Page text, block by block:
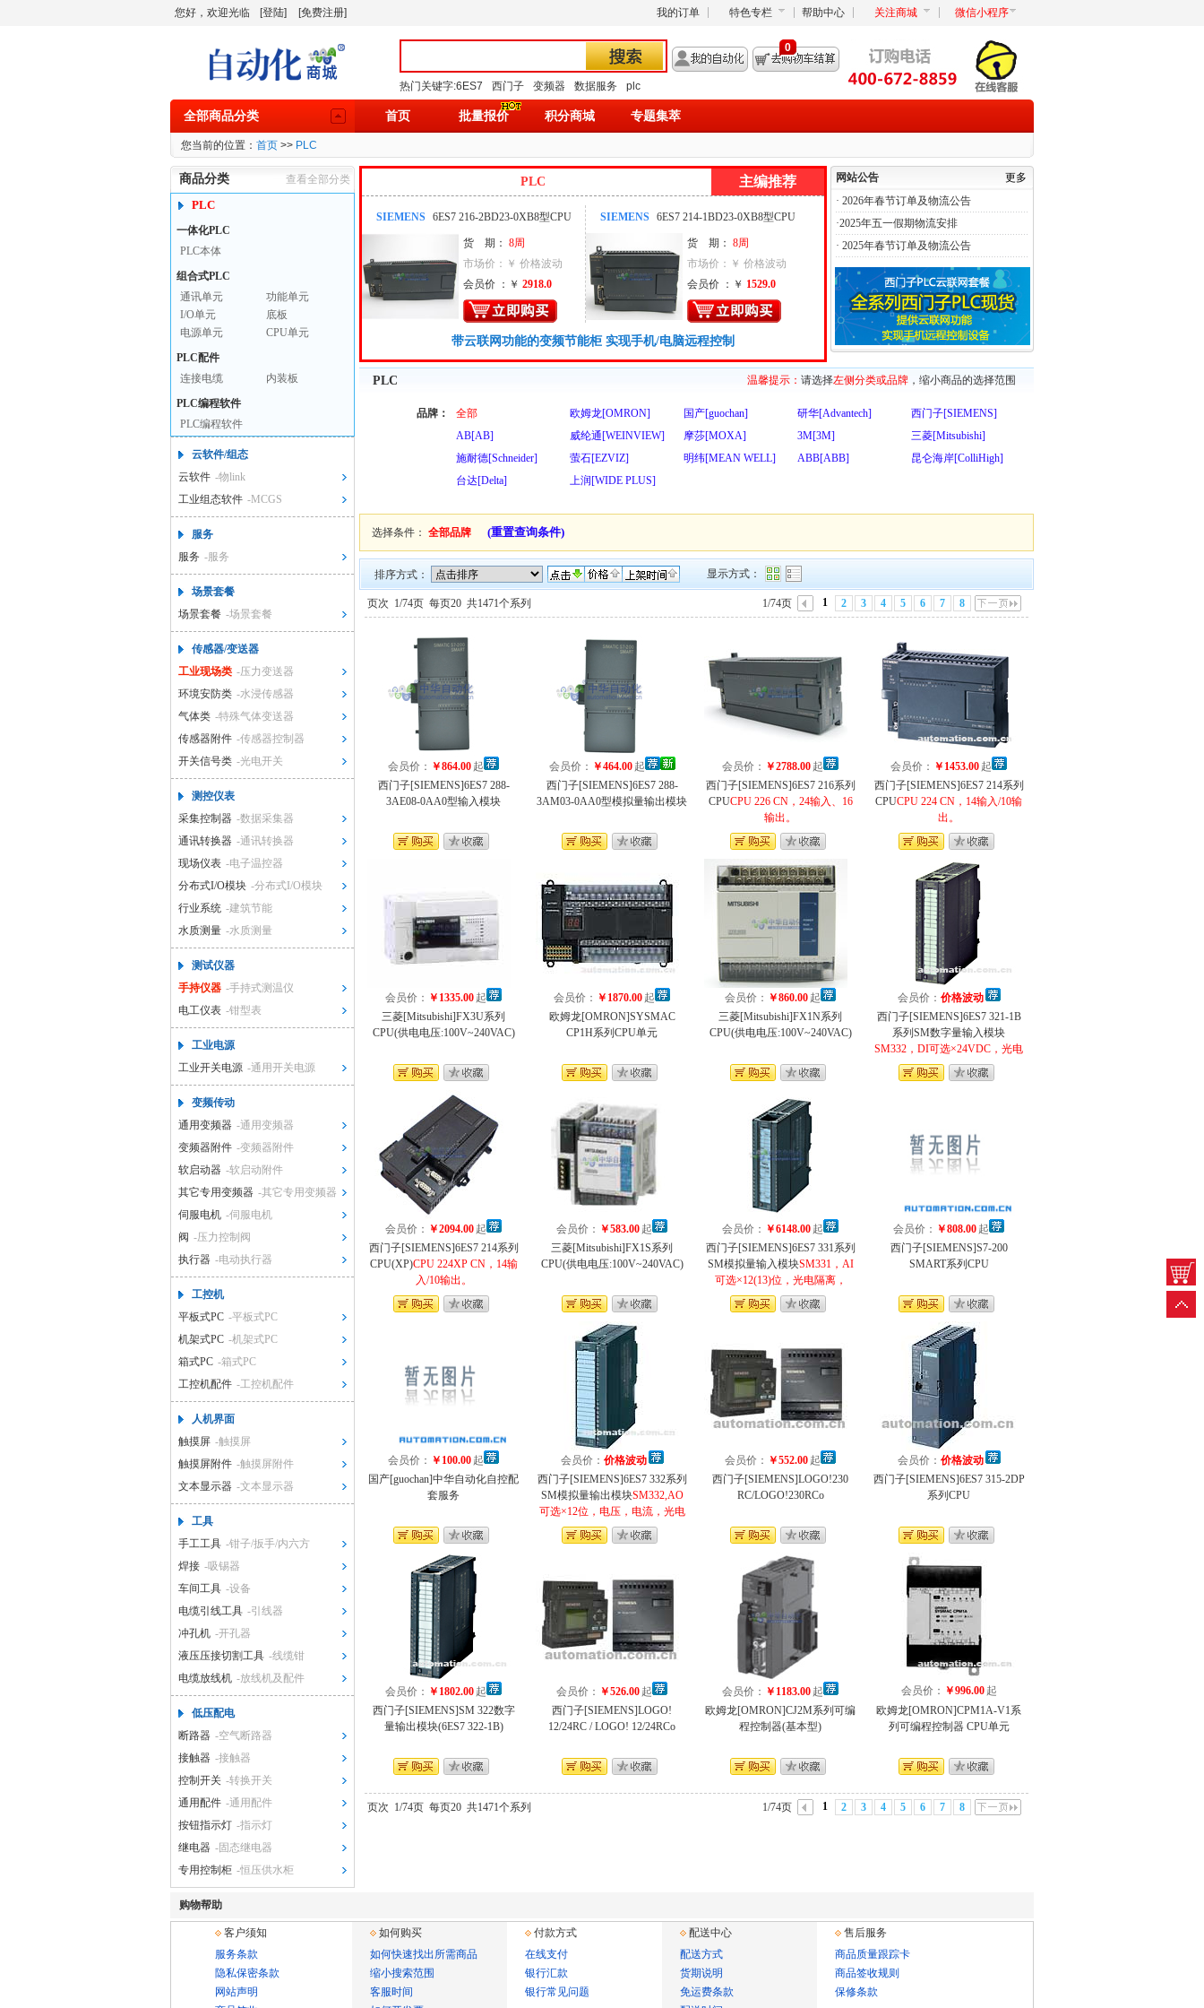
您好，欢迎光临 [登陆] [免费注册] 我的订单 特色专栏 帮助中心 关注商城 微信小程序
热门关键字:6ES7 西门子 变频器 数据服务 plc
0
全部商品分类 首页 批量报价 积分商城 专题集萃
您当前的位置： 首页 >> PLC
PLC 主编推荐
SIEMENS 6ES7 216-2BD23-0XB8型CPU
货 期： 8周
市场价：￥ 价格波动
会员价 ：￥ 2918.0
SIEMENS 6ES7 214-1BD23-0XB8型CPU
货 期： 8周
市场价：￥ 价格波动
会员价 ：￥ 1529.0
带云联网功能的变频节能柜 实现手机/电脑远程控制
更多
网站公告
· 2026年春节订单及物流公告
·2025年五一假期物流安排
· 2025年春节订单及物流公告
温馨提示： 请选择左侧分类或品牌 ，缩小商品的选择范围
PLC
品牌： 全部 欧姆龙[OMRON] 国产[guochan] 研华[Advantech]
西门子[SIEMENS]
AB[AB]
威纶通[WEINVIEW] 摩莎[MOXA] 3M[3M]
三菱[Mitsubishi]
施耐德[Schneider]
萤石[EZVIZ] 明纬[MEAN WELL] ABB[ABB]
昆仑海岸[ColliHigh]
台达[Delta]
上润[WIDE PLUS]
选择条件： 全部品牌 (重置查询条件)
排序方式： 显示方式：
1/74页 1 2 3 4 5 6 7 8
页次 1/74页 每页20 共1471个系列
会员价： ￥864.00 起
西门子[SIEMENS]6ES7 288-
3AE08-0AA0型输入模块
会员价： ￥464.00 起
西门子[SIEMENS]6ES7 288-
3AM03-0AA0型模拟量输出模块
会员价： ￥2788.00 起
西门子[SIEMENS]6ES7 216系列
CPUCPU 226 CN，24输入、16
输出。
会员价： ￥1453.00 起
西门子[SIEMENS]6ES7 214系列
CPUCPU 224 CN，14输入/10输
出。
会员价： ￥1335.00 起
三菱[Mitsubishi]FX3U系列
CPU(供电电压:100V~240VAC)
会员价： ￥1870.00 起
欧姆龙[OMRON]SYSMAC
CP1H系列CPU单元
会员价： ￥860.00 起
三菱[Mitsubishi]FX1N系列
CPU(供电电压:100V~240VAC)
会员价： 价格波动
西门子[SIEMENS]6ES7 321-1B
系列SM数字量输入模块
SM332，DI可选×24VDC，光电
隔离。
会员价： ￥2094.00 起
西门子[SIEMENS]6ES7 214系列
CPU(XP)CPU 224XP CN，14输
入/10输出。
会员价： ￥583.00 起
三菱[Mitsubishi]FX1S系列
CPU(供电电压:100V~240VAC)
会员价： ￥6148.00 起
西门子[SIEMENS]6ES7 331系列
SM模拟量输入模块SM331，AI
可选×12(13)位，光电隔离，
PT100，带诊断。
会员价： ￥808.00 起
西门子[SIEMENS]S7-200
SMART系列CPU
会员价： ￥100.00 起
国产[guochan]中华自动化自控配
套服务
会员价： 价格波动
西门子[SIEMENS]6ES7 332系列
SM模拟量输出模块SM332,AO
可选×12位，电压，电流，光电
隔离。
会员价： ￥552.00 起
西门子[SIEMENS]LOGO!230
RC/LOGO!230RCo
会员价： 价格波动
西门子[SIEMENS]6ES7 315-2DP
系列CPU
会员价： ￥1802.00 起
西门子[SIEMENS]SM 322数字
量输出模块(6ES7 322-1B)
会员价： ￥526.00 起
西门子[SIEMENS]LOGO!
12/24RC / LOGO! 12/24RCo
会员价： ￥1183.00 起
欧姆龙[OMRON]CJ2M系列可编
程控制器(基本型)
会员价： ￥996.00 起
欧姆龙[OMRON]CPM1A-V1系
列可编程控制器 CPU单元
1/74页 1 2 3 4 5 6 7 8
页次 1/74页 每页20 共1471个系列
查看全部分类
商品分类
PLC
一体化PLC
PLC本体
组合式PLC
通讯单元
功能单元
I/O单元
底板
电源单元
CPU单元
PLC配件
连接电缆
内装板
PLC编程软件
PLC编程软件
云软件/组态
云软件 -物link
工业组态软件 -MCGS
服务
服务 -服务
场景套餐
场景套餐 -场景套餐
传感器/变送器
工业现场类 -压力变送器
环境安防类 -水浸传感器
气体类 -特殊气体变送器
传感器附件 -传感器控制器
开关信号类 -光电开关
测控仪表
采集控制器 -数据采集器
通讯转换器 -通讯转换器
现场仪表 -电子温控器
分布式I/O模块 -分布式I/O模块
行业系统 -建筑节能
水质测量 -水质测量
测试仪器
手持仪器 -手持式测温仪
电工仪表 -钳型表
工业电源
工业开关电源 -通用开关电源
变频传动
通用变频器 -通用变频器
变频器附件 -变频器附件
软启动器 -软启动附件
其它专用变频器 -其它专用变频器
伺服电机 -伺服电机
阀 -压力控制阀
执行器 -电动执行器
工控机
平板式PC -平板式PC
机架式PC -机架式PC
箱式PC -箱式PC
工控机配件 -工控机配件
人机界面
触摸屏 -触摸屏
触摸屏附件 -触摸屏附件
文本显示器 -文本显示器
工具
手工工具 -钳子/扳手/内六方
焊接 -吸锡器
车间工具 -设备
电缆引线工具 -引线器
冲孔机 -开孔器
液压压接切割工具 -线缆钳
电缆放线机 -放线机及配件
低压配电
断路器 -空气断路器
接触器 -接触器
控制开关 -转换开关
通用配件 -通用配件
按钮指示灯 -指示灯
继电器 -固态继电器
专用控制柜 -恒压供水柜
购物帮助
客户须知 如何购买 付款方式 配送中心
售后服务
服务条款
隐私保密条款
网站声明
如何快速找出所需商品
缩小搜索范围
客服时间
在线支付
银行汇款
银行常见问题
配送方式
货期说明
免运费条款
商品质量跟踪卡
商品签收规则
保修条款